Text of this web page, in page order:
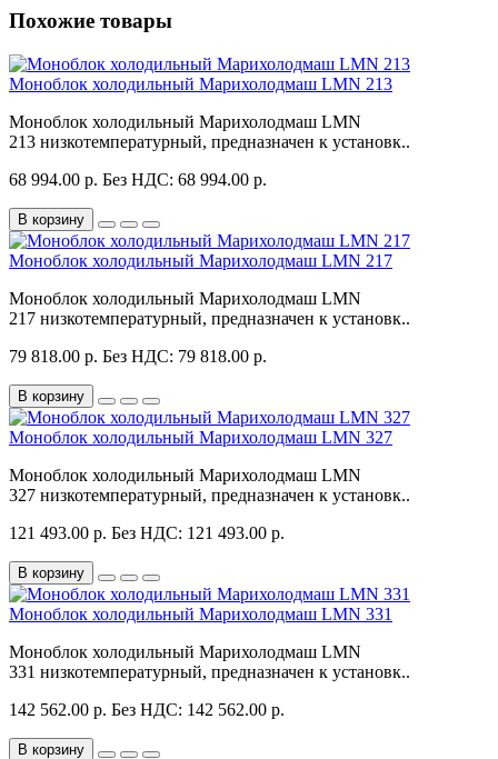
Похожие товары
Моноблок холодильный Марихолодмаш LMN 213
Моноблок холодильный Марихолодмаш LMN
213 низкотемпературный, предназначен к установк..
68 994.00 р. Без НДС: 68 994.00 р.
В корзину
Моноблок холодильный Марихолодмаш LMN 217
Моноблок холодильный Марихолодмаш LMN
217 низкотемпературный, предназначен к установк..
79 818.00 р. Без НДС: 79 818.00 р.
В корзину
Моноблок холодильный Марихолодмаш LMN 327
Моноблок холодильный Марихолодмаш LMN
327 низкотемпературный, предназначен к установк..
121 493.00 р. Без НДС: 121 493.00 р.
В корзину
Моноблок холодильный Марихолодмаш LMN 331
Моноблок холодильный Марихолодмаш LMN
331 низкотемпературный, предназначен к установк..
142 562.00 р. Без НДС: 142 562.00 р.
В корзину